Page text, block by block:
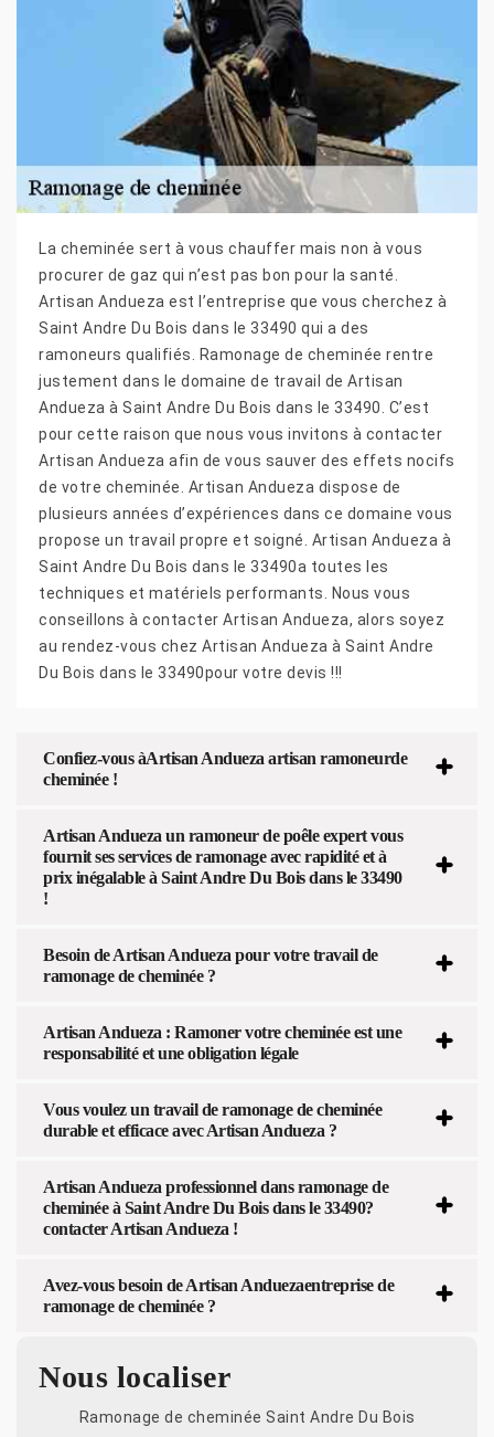
La cheminée sert à vous chauffer mais non à vous
procurer de gaz qui n’est pas bon pour la santé.
Artisan Andueza est l’entreprise que vous cherchez à
Saint Andre Du Bois dans le 33490 qui a des
ramoneurs qualifiés. Ramonage de cheminée rentre
justement dans le domaine de travail de Artisan
Andueza à Saint Andre Du Bois dans le 33490. C’est
pour cette raison que nous vous invitons à contacter
Artisan Andueza afin de vous sauver des effets nocifs
de votre cheminée. Artisan Andueza dispose de
plusieurs années d’expériences dans ce domaine vous
propose un travail propre et soigné. Artisan Andueza à
Saint Andre Du Bois dans le 33490a toutes les
techniques et matériels performants. Nous vous
conseillons à contacter Artisan Andueza, alors soyez
au rendez-vous chez Artisan Andueza à Saint Andre
Du Bois dans le 33490pour votre devis !!!
Confiez-vous àArtisan Andueza artisan ramoneurde
cheminée !
Artisan Andueza un ramoneur de poêle expert vous
fournit ses services de ramonage avec rapidité et à
prix inégalable à Saint Andre Du Bois dans le 33490
!
Besoin de Artisan Andueza pour votre travail de
ramonage de cheminée ?
Artisan Andueza : Ramoner votre cheminée est une
responsabilité et une obligation légale
Vous voulez un travail de ramonage de cheminée
durable et efficace avec Artisan Andueza ?
Artisan Andueza professionnel dans ramonage de
cheminée à Saint Andre Du Bois dans le 33490?
contacter Artisan Andueza !
Avez-vous besoin de Artisan Anduezaentreprise de
ramonage de cheminée ?
Nous localiser
Ramonage de cheminée Saint Andre Du Bois